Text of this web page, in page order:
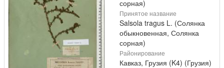
сорная)
Принятое название
Salsola tragus L. (Солянка
обыкновенная, Солянка
сорная)
Районирование
Кавказ, Грузия (K4) (Грузия)